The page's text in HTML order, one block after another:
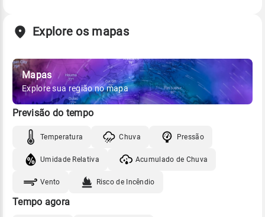
Explore os mapas
Mapas
Explore sua região no mapa
Previsão do tempo
Temperatura Chuva Pressão
Umidade Relativa Acumulado de Chuva
Vento Risco de Incêndio
Tempo agora